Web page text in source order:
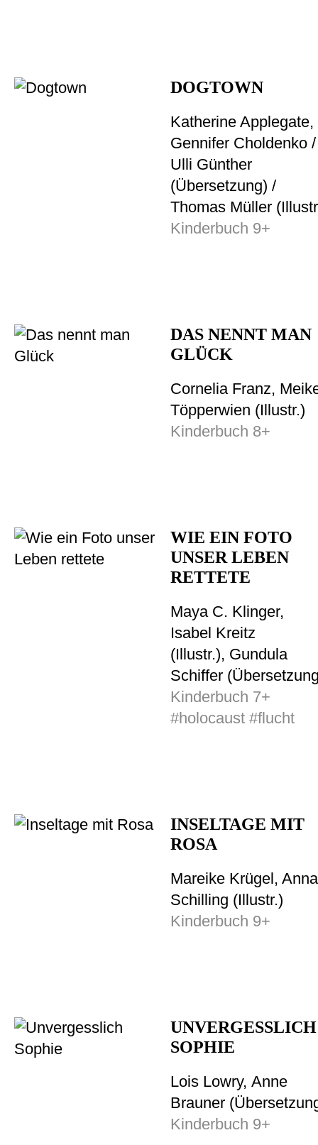
DOGTOWN
Katherine Applegate,
Gennifer Choldenko /
Ulli Günther
(Übersetzung) /
Thomas Müller
Kinderbuch 9+
DAS NENNT MAN
GLÜCK
Cornelia Franz,
Töpperwien (Illustr.)
Kinderbuch 8+
WIE EIN FOTO
UNSER LEBEN
RETTETE
Maya C. Klinger,
Isabel Kreitz
(Illustr.), Gundula
Schiffer
Kinderbuch 7+
#holocaust #flucht
INSELTAGE MIT
ROSA
Mareike Krügel, Anna
Schilling (Illustr.)
Kinderbuch 9+
UNVERGESSLICH
SOPHIE
Lois Lowry, Anne
Brauner
Kinderbuch 9+